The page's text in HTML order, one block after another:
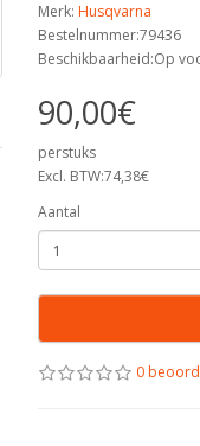
Merk: Husqvarna
Bestelnummer:79436
Beschikbaarheid:Op
90,00€
perstuks
Excl. BTW:74,38€
Aantal
0